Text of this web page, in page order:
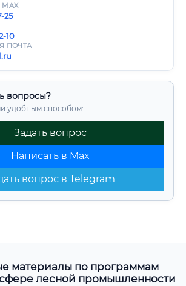
25
10
ПОЧТА
вопросы?
удобным способом:
Задать вопрос
Написать в Max
вопрос в Telegram
материалы по программам
лесной промышленности